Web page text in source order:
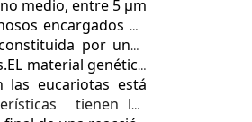
medio, entre 5 µm
encargados de
por unos
EL material genético
eucariotas está
tienen las